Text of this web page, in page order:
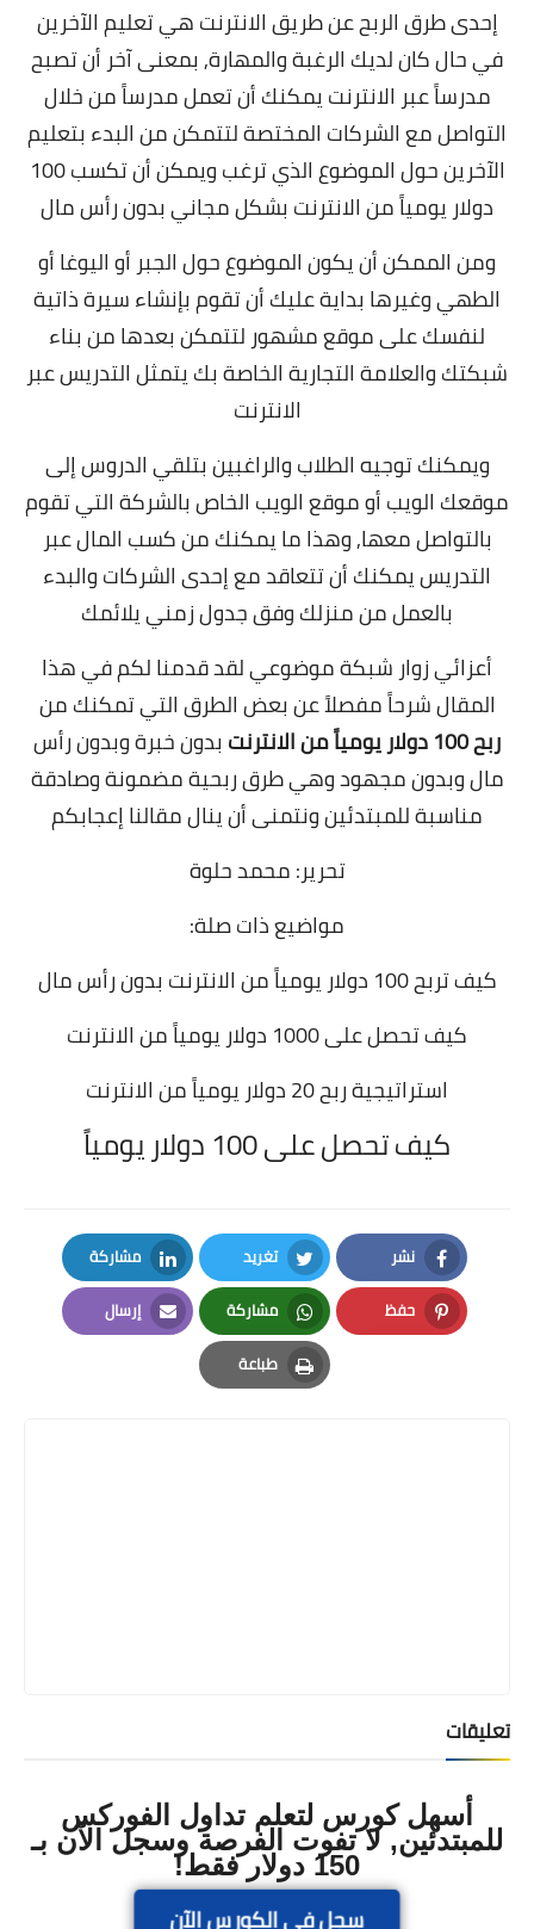
إحدى طرق الربح عن طريق الانترنت هي تعليم الآخرين
في حال كان لديك الرغبة والمهارة, بمعنى آخر أن تصبح
مدرساً عبر الانترنت يمكنك أن تعمل مدرساً من خلال
التواصل مع الشركات المختصة لتتمكن من البدء بتعليم
الآخرين حول الموضوع الذي ترغب ويمكن أن تكسب 100
دولار يومياً من الانترنت بشكل مجاني بدون رأس مال
ومن الممكن أن يكون الموضوع حول الجبر أو اليوغا أو
الطهي وغيرها بداية عليك أن تقوم بإنشاء سيرة ذاتية
لنفسك على موقع مشهور لتتمكن بعدها من بناء
شبكتك والعلامة التجارية الخاصة بك يتمثل التدريس عبر
الانترنت
ويمكنك توجيه الطلاب والراغبين بتلقي الدروس إلى
موقعك الويب أو موقع الويب الخاص بالشركة التي تقوم
بالتواصل معها, وهذا ما يمكنك من كسب المال عبر
التدريس يمكنك أن تتعاقد مع إحدى الشركات والبدء
بالعمل من منزلك وفق جدول زمني يلائمك
أعزائي زوار شبكة موضوعي لقد قدمنا لكم في هذا
المقال شرحاً مفصلاً عن بعض الطرق التي تمكنك من
ربح 100 دولار يومياً من الانترنت
بدون خبرة وبدون رأس
مال وبدون مجهود وهي طرق ربحية مضمونة وصادقة
مناسبة للمبتدئين ونتمنى أن ينال مقالنا إعجابكم
تحرير: محمد حلوة
مواضيع ذات صلة:
كيف تربح 100 دولار يومياً من الانترنت بدون رأس مال
كيف تحصل على 1000 دولار يومياً من الانترنت
استراتيجية ربح 20 دولار يومياً من الانترنت
كيف تحصل على 100 دولار يومياً
نشر
Facebook
تغريد
Twitter
مشاركة
LinkedIn
حفظ
Pinterest
مشاركة
Whatsapp
إرسال
Email
طباعة
Print
تعليقات
أسهل كورس لتعلم تداول الفوركس
للمبتدئين, لا تفوت الفرصة وسجل الآن بـ
150 دولار فقط!
سجل في الكورس الآن